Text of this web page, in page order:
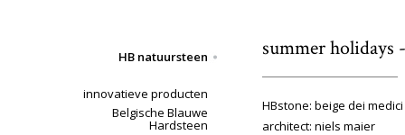
HB natuursteen
innovatieve producten
Belgische Blauwe
Hardsteen
summer holidays
HBstone: beige dei
architect: niels maier